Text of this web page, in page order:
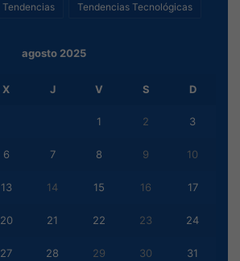
Tendencias Tendencias Tecnológicas
agosto 2025
X J V S D
1 2 3
6 7 8 9 10
13 14 15 16 17
20 21 22 23 24
27 28 29 30 31